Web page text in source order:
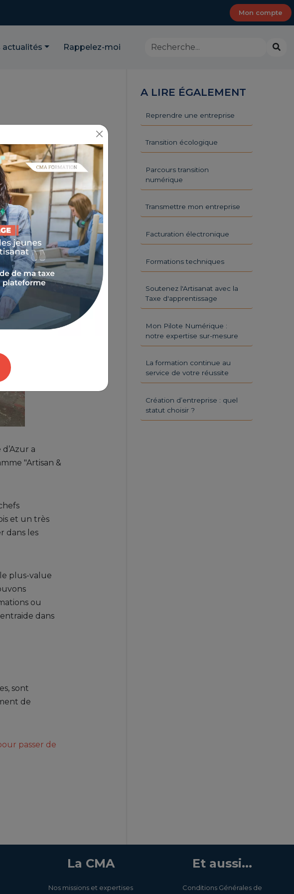
Mon compte
actualités Rappelez-moi
Rechercher
dans
CMA
Alpes-
a
"Artisan &
et un très
dans les
plus-value
ou
dans
sont
de
passer de
A LIRE ÉGALEMENT
Reprendre une entreprise
Transition écologique
Parcours transition
numérique
Transmettre mon entreprise
Facturation électronique
Formations techniques
Soutenez l'Artisanat avec la
Taxe d'apprentissage
Mon Pilote Numérique :
notre expertise sur-mesure
La formation continue au
service de votre réussite
Création d’entreprise : quel
statut choisir ?
La CMA
Nos missions et expertises
Et aussi...
Conditions Générales de